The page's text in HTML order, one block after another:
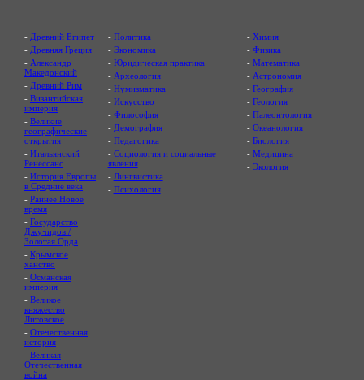
- Древний Египет
- Древняя Греция
- Александр
Македонский
- Древний Рим
- Византийская
империя
- Великие
географические
открытия
- Итальянский
Ренессанс
- История Европы
в Средние века
- Раннее Новое
время
- Государство
Джучидов /
Золотая Орда
- Крымское
ханство
- Османская
империя
- Великое
княжество
Литовское
- Отечественная
история
- Великая
Отечественная
война
- Политика
- Экономика
- Юридическая практика
- Археология
- Нумизматика
- Искусство
- Философия
- Демография
- Педагогика
- Социология и социальные
явления
- Лингвистика
- Психология
- Химия
- Физика
- Математика
- Астрономия
- География
- Геология
- Палеонтология
- Океанология
- Биология
- Медицина
- Экология